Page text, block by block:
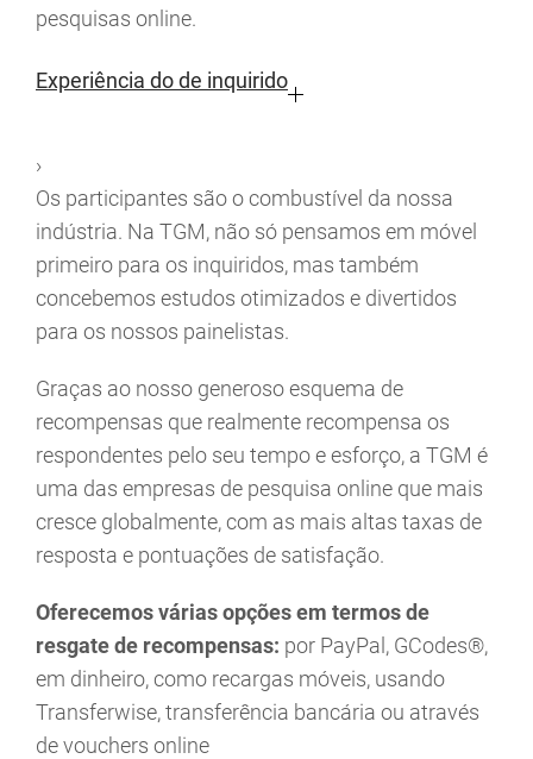
pesquisas online.
Experiência do de inquirido
›
Os participantes são o combustível da nossa
indústria. Na TGM, não só pensamos em móvel
primeiro para os inquiridos, mas também
concebemos estudos otimizados e divertidos
para os nossos painelistas.
Graças ao nosso generoso esquema de
recompensas que realmente recompensa os
respondentes pelo seu tempo e esforço, a TGM é
uma das empresas de pesquisa online que mais
cresce globalmente, com as mais altas taxas de
resposta e pontuações de satisfação.
Oferecemos várias opções em termos de
resgate de recompensas: por PayPal, GCodes®,
em dinheiro, como recargas móveis, usando
Transferwise, transferência bancária ou através
de vouchers online